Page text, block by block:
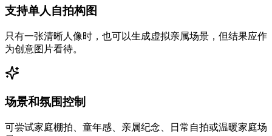
支持单人自拍构图
只有一张清晰人像时，也可以生成虚拟亲属场景，但结果应作
为创意图片看待。
场景和氛围控制
可尝试家庭棚拍、童年感、亲属纪念、日常自拍或温暖家庭场